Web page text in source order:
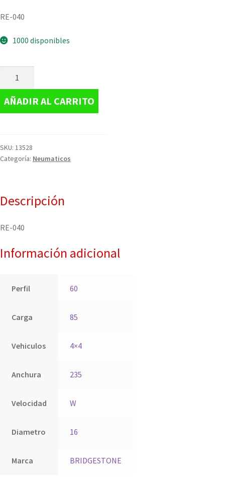
RE-040
1000 disponibles
AÑADIR AL CARRITO
SKU: 13528
Categoría: Neumaticos
Descripción
RE-040
Información adicional
Perfil 60
Carga 85
Vehiculos 4×4
Anchura 235
Velocidad W
Diametro 16
Marca BRIDGESTONE